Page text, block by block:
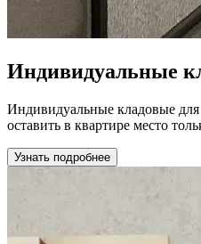
Индивидуальные
Индивидуальные кладовые
оставить в квартире место
Узнать подробнее